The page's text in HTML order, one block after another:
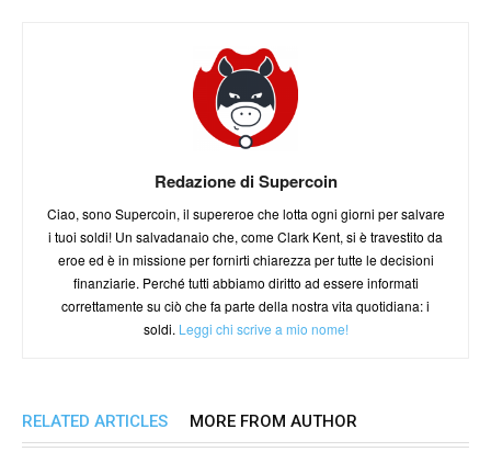
Redazione di Supercoin
Ciao, sono Supercoin, il supereroe che lotta ogni giorni per salvare
i tuoi soldi! Un salvadanaio che, come Clark Kent, si è travestito da
eroe ed è in missione per fornirti chiarezza per tutte le decisioni
finanziarie. Perché tutti abbiamo diritto ad essere informati
correttamente su ciò che fa parte della nostra vita quotidiana: i
soldi. Leggi chi scrive a mio nome!
RELATED ARTICLES MORE FROM AUTHOR